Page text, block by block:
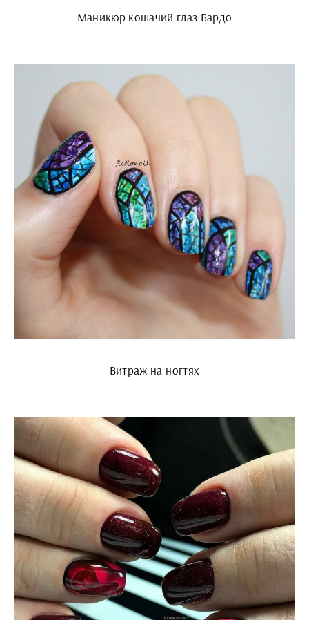
Маникюр кошачий глаз Бардо
Витраж на ногтях